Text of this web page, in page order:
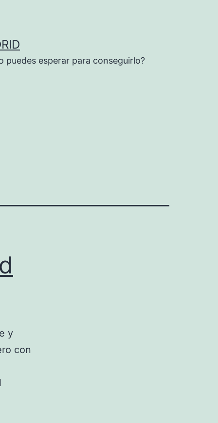
puedes esperar para conseguirlo?
y
con